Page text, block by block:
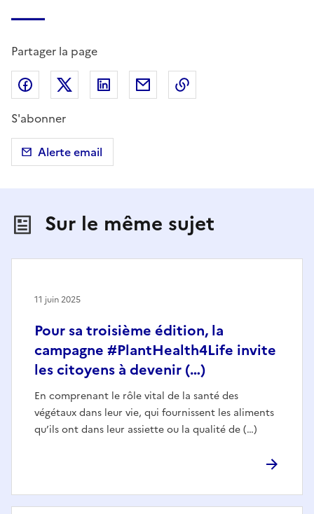
Partager la page
Partager sur Facebook
Partager sur X (anciennement Twitter)
Partager sur LinkedIn
Partager par email
S'abonner
Alerte email
Sur le même sujet
Pour sa troisième édition, la
campagne #PlantHealth4Life invite
les citoyens à devenir (…)
En comprenant le rôle vital de la santé des
végétaux dans leur vie, qui fournissent les aliments
qu’ils ont dans leur assiette ou la qualité de (…)
11 juin 2025